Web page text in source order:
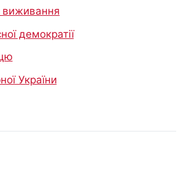
виживання
демократії
України